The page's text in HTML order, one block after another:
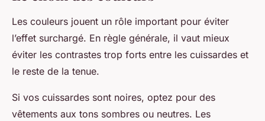
Les couleurs jouent un rôle important pour éviter
l’effet surchargé. En règle générale, il vaut mieux
éviter les contrastes trop forts entre les cuissardes et
le reste de la tenue.
Si vos cuissardes sont noires, optez pour des
vêtements aux tons sombres ou neutres. Les